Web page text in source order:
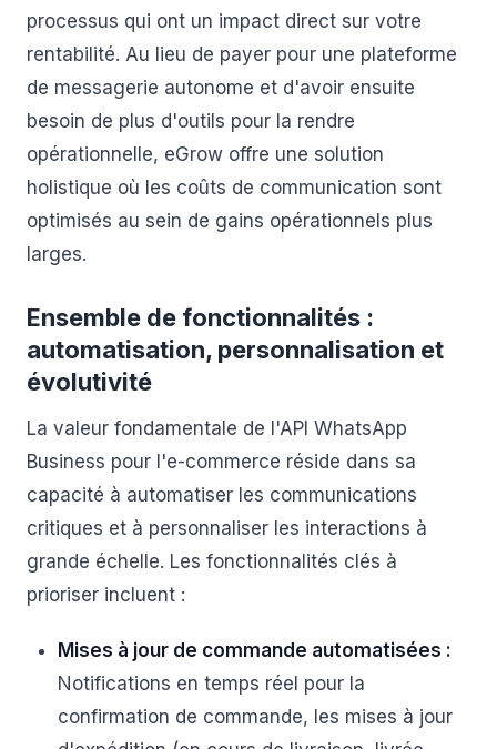
processus qui ont un impact direct sur votre
rentabilité. Au lieu de payer pour une plateforme
de messagerie autonome et d'avoir ensuite
besoin de plus d'outils pour la rendre
opérationnelle, eGrow offre une solution
holistique où les coûts de communication sont
optimisés au sein de gains opérationnels plus
larges.
Ensemble de fonctionnalités :
automatisation, personnalisation et
évolutivité
La valeur fondamentale de l'API WhatsApp
Business pour l'e-commerce réside dans sa
capacité à automatiser les communications
critiques et à personnaliser les interactions à
grande échelle. Les fonctionnalités clés à
prioriser incluent :
Mises à jour de commande automatisées :
Notifications en temps réel pour la
confirmation de commande, les mises à jour